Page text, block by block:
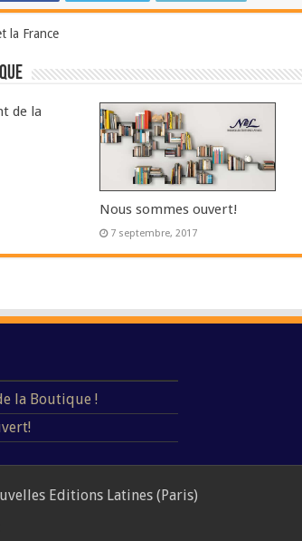
la France
de la
Nous sommes ouvert!
7 septembre, 2017
la Boutique !
Editions Latines (Paris)